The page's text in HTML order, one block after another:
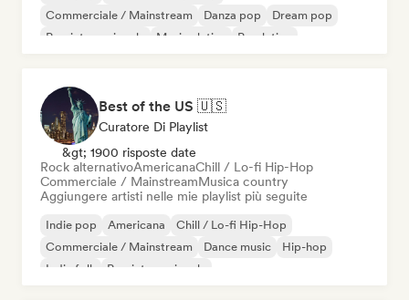
Commerciale / Mainstream
Danza pop
Dream pop
Pop internazionale
Musica latina Pop latino
Best of the US 🇺🇸
Curatore Di Playlist
&gt; 1900 risposte date
Rock alternativoAmericanaChill / Lo-fi Hip-Hop
Commerciale / MainstreamMusica country
Aggiungere artisti nelle mie playlist più seguite
Indie pop Americana
Chill / Lo-fi Hip-Hop
Commerciale / Mainstream
Dance music
Hip-hop
Indie folk
Pop internazionale